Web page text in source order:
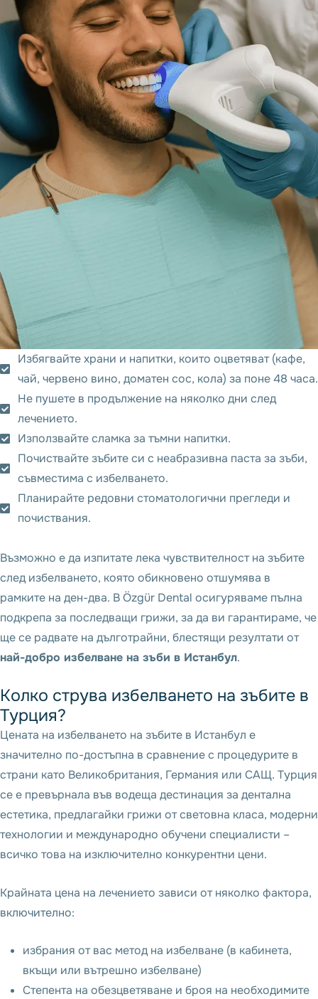
Избягвайте храни и напитки, които оцветяват (кафе,
чай, червено вино, доматен сос, кола) за поне 48 часа.
Не пушете в продължение на няколко дни след
лечението.
Използвайте сламка за тъмни напитки.
Почиствайте зъбите си с неабразивна паста за зъби,
съвместима с избелването.
Планирайте редовни стоматологични прегледи и
почиствания.
Възможно е да изпитате лека чувствителност на зъбите
след избелването, която обикновено отшумява в
рамките на ден-два. В Özgür Dental осигуряваме пълна
подкрепа за последващи грижи, за да ви гарантираме, че
ще се радвате на дълготрайни, блестящи резултати от
най-добро избелване на зъби в Истанбул.
Колко струва избелването на зъбите в
Турция?
Цената на избелването на зъбите в Истанбул е
значително по-достъпна в сравнение с процедурите в
страни като Великобритания, Германия или САЩ. Турция
се е превърнала във водеща дестинация за дентална
естетика, предлагайки грижи от световна класа, модерни
технологии и международно обучени специалисти –
всичко това на изключително конкурентни цени.
Крайната цена на лечението зависи от няколко фактора,
включително:
избрания от вас метод на избелване (в кабинета,
вкъщи или вътрешно избелване)
Степента на обезцветяване и броя на необходимите